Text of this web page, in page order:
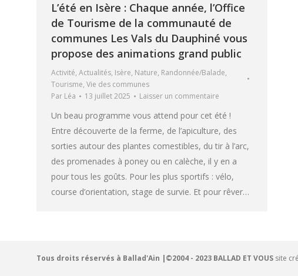
L’été en Isère : Chaque année, l’Office
de Tourisme de la communauté de
communes Les Vals du Dauphiné vous
propose des animations grand public
Activité, Actualités, Isère, Nature, Randonnée/Balade,
Tourisme, Vie des communes
Par Léa 13 juillet 2025 Laisser un commentaire
Un beau programme vous attend pour cet été !
Entre découverte de la ferme, de l’apiculture, des
sorties autour des plantes comestibles, du tir à l’arc,
des promenades à poney ou en calèche, il y en a
pour tous les goûts. Pour les plus sportifs : vélo,
course d’orientation, stage de survie. Et pour rêver…
Tous droits réservés à Ballad'Ain |©2004 - 2023 BALLAD ET VOUS site